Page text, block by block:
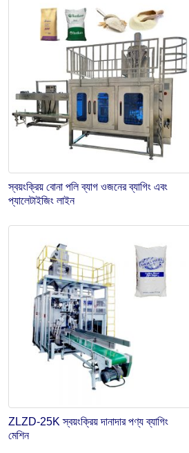
স্বয়ংক্রিয় বোনা পলি ব্যাগ ওজনের ব্যাগিং এবং
প্যালেটাইজিং লাইন
ZLZD-25K স্বয়ংক্রিয় দানাদার পণ্য ব্যাগিং
মেশিন